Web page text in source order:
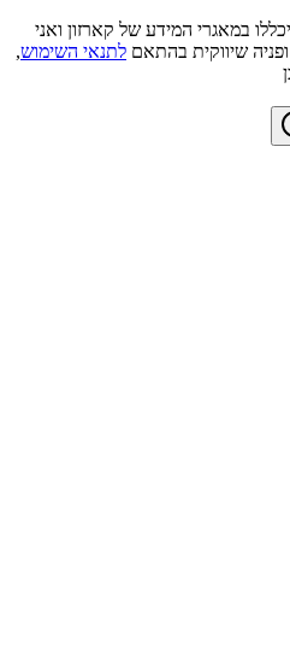
במאגרי המידע של קארזון ואני
שיווקית בהתאם לתנאי השימוש,